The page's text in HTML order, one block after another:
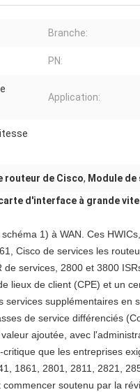
Branche:
PN:
Application:
routeur de Cisco, Module
d'interface à grande
1) à WAN. Ces
Cisco de services les
services, 2800 et 3800
lieux de client (CPE) et un
supplémentaires en
de service différenciés
ajoutée, avec
que les entreprises
1861, 2801, 2811, 2821,
soutenu par la